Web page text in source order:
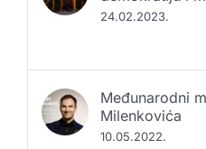
demokratiju i
Međunarodni
Milenkovića